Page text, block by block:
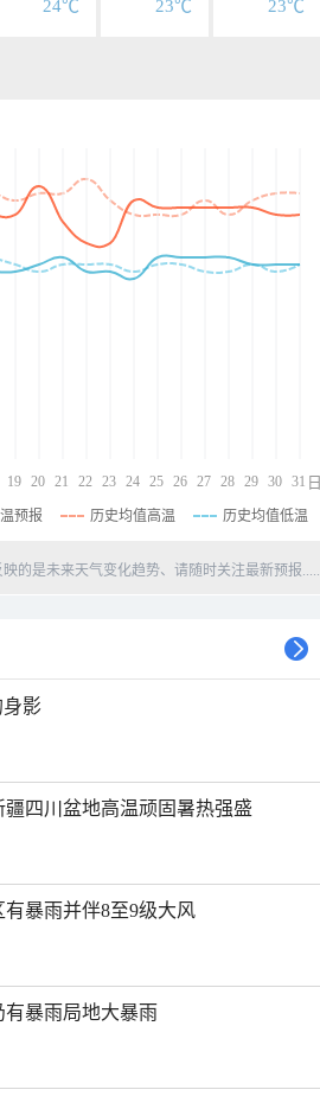
24℃ 23℃ 23℃
19 20 21 22 23 24 25 26 27 28 29 30 31 日
预报 历史均值高温 历史均值低温
的是未来天气变化趋势、请随时关注最新预报.....
身影
四川盆地高温顽固暑热强盛
暴雨并伴8至9级大风
有暴雨局地大暴雨